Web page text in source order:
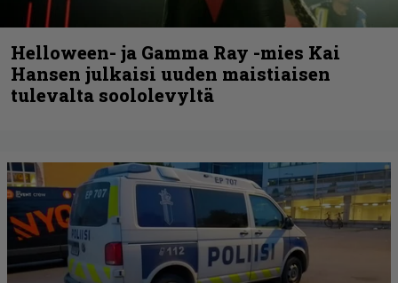
Helloween- ja Gamma Ray -mies Kai
Hansen julkaisi uuden maistiaisen
tulevalta soololevyltä